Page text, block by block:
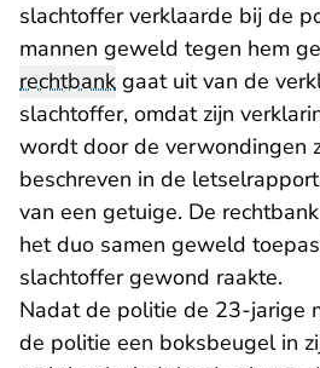
slachtoffer verklaarde bij de
mannen geweld tegen hem
rechtbank gaat uit van de
slachtoffer, omdat zijn
wordt door de verwondingen
beschreven in de
van een getuige. De
het duo samen geweld
slachtoffer gewond raakte.
Nadat de politie de 23-jarige
de politie een boksbeugel in